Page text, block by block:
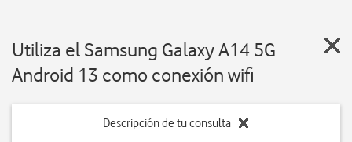
Utiliza el Samsung Galaxy A14 5G
Android 13 como conexión wifi
Descripción de tu consulta